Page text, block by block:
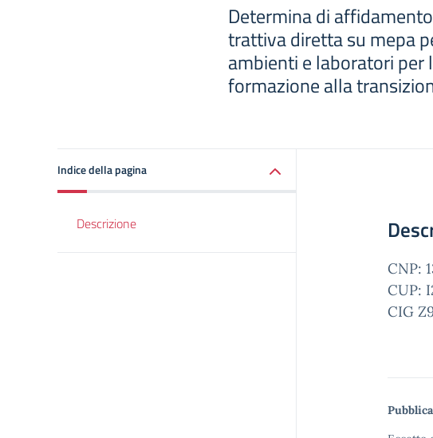
Determina di
trattiva diretta su mepa
ambienti e laboratori per
formazione alla
Indice della pagina
Descrizione
CNP:
CUP:
CIG